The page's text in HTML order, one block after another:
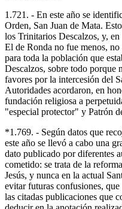
1.721. - En este año se
Orden, San Juan de Mata.
los Trinitarios Descalzos, y,
El de Ronda no fue menos,
para toda la población que
Descalzos, sobre todo porque
favores por la intercesión del
Autoridades acordaron, en
fundación religiosa a
"especial protector" y Patrón
*1.769. - Según datos que
este año se llevó a cabo una
dato publicado por diferentes
cometido: se trata de la
Jesús, y nunca en la actual
evitar futuras confusiones,
las citadas publicaciones que